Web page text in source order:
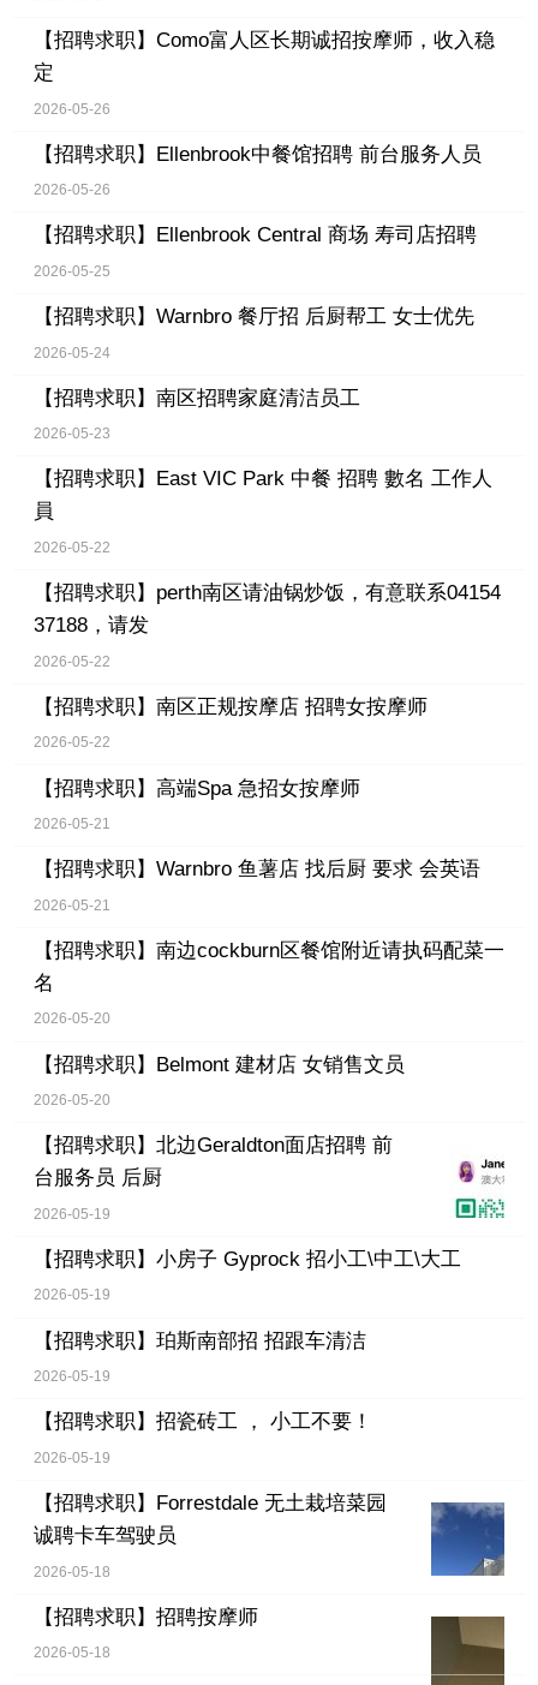
【招聘求职】 Como富人区长期诚招按摩师，收入稳
定
2026-05-26
【招聘求职】 Ellenbrook中餐馆招聘 前台服务人员
2026-05-26
【招聘求职】 Ellenbrook Central 商场 寿司店招聘
2026-05-25
【招聘求职】 Warnbro 餐厅招 后厨帮工 女士优先
2026-05-24
【招聘求职】 南区招聘家庭清洁员工
2026-05-23
【招聘求职】
East VIC Park 中餐 招聘 數名 工作人
員
2026-05-22
【招聘求职】 perth南区请油锅炒饭，有意联系04154
37188，请发
2026-05-22
【招聘求职】 南区正规按摩店 招聘女按摩师
2026-05-22
【招聘求职】 高端Spa 急招女按摩师
2026-05-21
【招聘求职】 Warnbro 鱼薯店 找后厨 要求 会英语
2026-05-21
【招聘求职】 南边cockburn区餐馆附近请执码配菜一
名
2026-05-20
【招聘求职】 Belmont 建材店 女销售文员
2026-05-20
【招聘求职】 北边Geraldton面店招聘 前
台服务员 后厨
2026-05-19
【招聘求职】 小房子 Gyprock 招小工\中工\大工
2026-05-19
【招聘求职】 珀斯南部招 招跟车清洁
2026-05-19
【招聘求职】 招瓷砖工 ， 小工不要！
2026-05-19
【招聘求职】 Forrestdale 无土栽培菜园
诚聘卡车驾驶员
2026-05-18
【招聘求职】 招聘按摩师
2026-05-18